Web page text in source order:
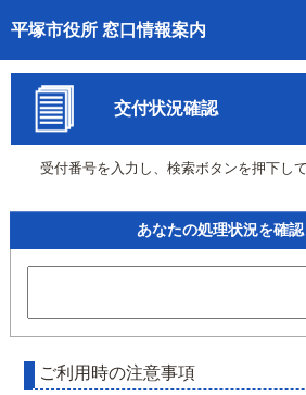
平塚市役所 窓口情報案内
トップページへ
ご利用方法
事前予約
予約状況確認
待ち状況確認
交付状況確認
混雑予想カレンダー
交付状況確認
受付番号を入力し、検索ボタンを押下して
あなたの処理状況を確
ご利用時の注意事項